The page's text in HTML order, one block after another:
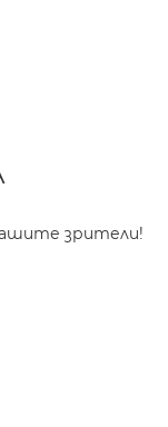
зрители!